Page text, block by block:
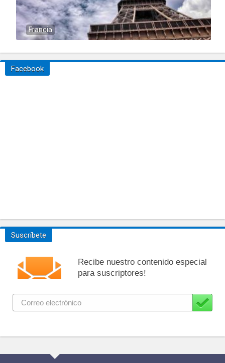
Francia
Facebook
Suscríbete
Recibe nuestro contenido especial
para suscriptores!